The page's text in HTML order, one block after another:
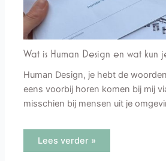
Wat is Human Design en wat kun
Human Design, je hebt de
eens voorbij horen komen bij mij
misschien bij mensen uit je
Lees verder »